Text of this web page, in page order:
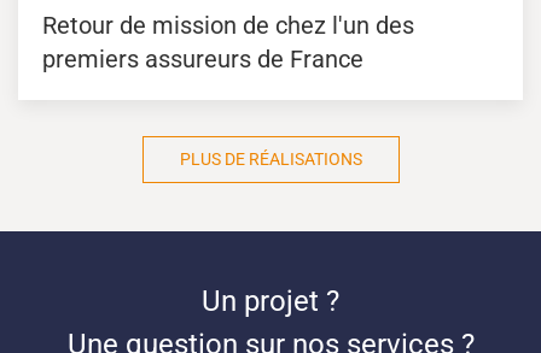
Retour de mission de chez l'un des
premiers assureurs de France
PLUS DE RÉALISATIONS
Un projet ?
Une question sur nos services ?